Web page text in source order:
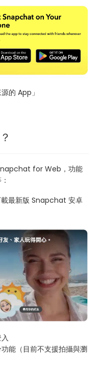
的 App」
for Web，功能
載最新版 Snapchat 安卓
能（目前不支援拍攝與瀏